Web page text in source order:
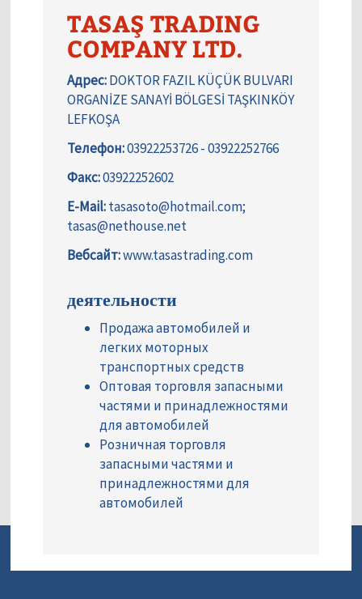
TASAŞ TRADING
COMPANY LTD.
Адрес:DOKTOR FAZIL KÜÇÜK BULVARI
ORGANİZE SANAYİ BÖLGESİ TAŞKINKÖY
LEFKOŞA
Телефон:03922253726 - 03922252766
Факс:03922252602
E-Mail:tasasoto@hotmail.com;
tasas@nethouse.net
Вебсайт:www.tasastrading.com
деятельности
Продажа автомобилей и
легких моторных
транспортных средств
Оптовая торговля запасными
частями и принадлежностями
для автомобилей
Розничная торговля
запасными частями и
принадлежностями для
автомобилей